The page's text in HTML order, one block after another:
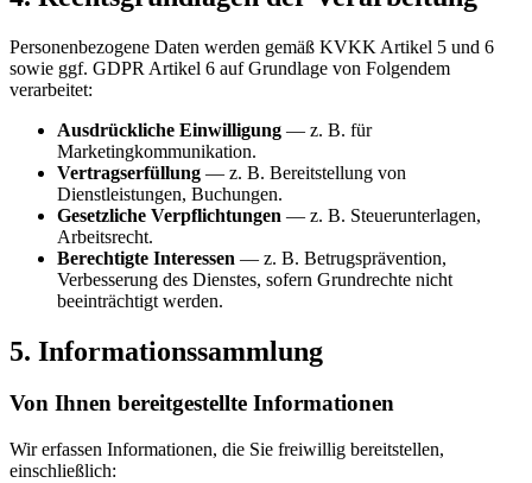
Personenbezogene Daten werden gemäß KVKK Artikel 5 und 6
sowie ggf. GDPR Artikel 6 auf Grundlage von Folgendem
verarbeitet:
Ausdrückliche Einwilligung — z. B. für
Marketingkommunikation.
Vertragserfüllung — z. B. Bereitstellung von
Dienstleistungen, Buchungen.
Gesetzliche Verpflichtungen — z. B. Steuerunterlagen,
Arbeitsrecht.
Berechtigte Interessen — z. B. Betrugsprävention,
Verbesserung des Dienstes, sofern Grundrechte nicht
beeinträchtigt werden.
5. Informationssammlung
Von Ihnen bereitgestellte Informationen
Wir erfassen Informationen, die Sie freiwillig bereitstellen,
einschließlich: